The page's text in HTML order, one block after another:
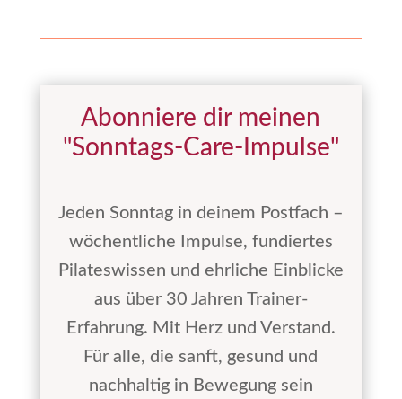
Abonniere dir meinen
"Sonntags-Care-Impulse"
Jeden Sonntag in deinem Postfach –
wöchentliche Impulse, fundiertes
Pilateswissen und ehrliche Einblicke
aus über 30 Jahren Trainer-
Erfahrung. Mit Herz und Verstand.
Für alle, die sanft, gesund und
nachhaltig in Bewegung sein